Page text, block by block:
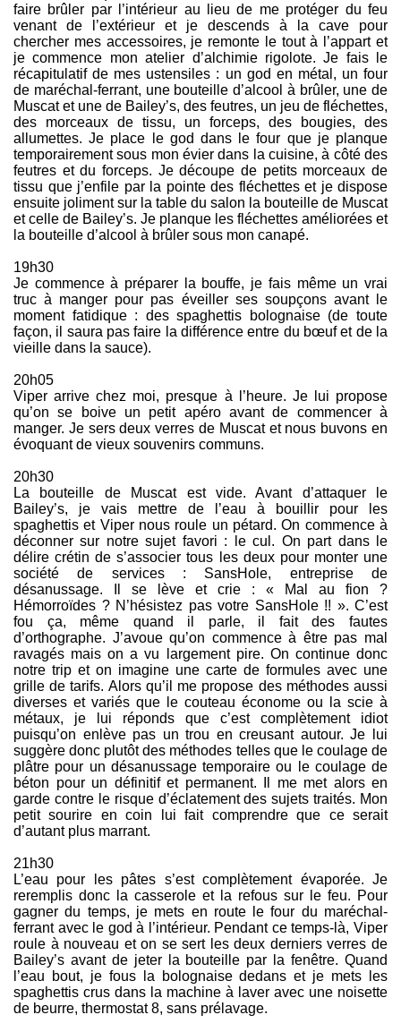
faire brûler par l’intérieur au lieu de me protéger du feu
venant de l’extérieur et je descends à la cave pour
chercher mes accessoires, je remonte le tout à l’appart et
je commence mon atelier d’alchimie rigolote. Je fais le
récapitulatif de mes ustensiles : un god en métal, un four
de maréchal-ferrant, une bouteille d’alcool à brûler, une de
Muscat et une de Bailey’s, des feutres, un jeu de fléchettes,
des morceaux de tissu, un forceps, des bougies, des
allumettes. Je place le god dans le four que je planque
temporairement sous mon évier dans la cuisine, à côté des
feutres et du forceps. Je découpe de petits morceaux de
tissu que j’enfile par la pointe des fléchettes et je dispose
ensuite joliment sur la table du salon la bouteille de Muscat
et celle de Bailey’s. Je planque les fléchettes améliorées et
la bouteille d’alcool à brûler sous mon canapé.
19h30
Je commence à préparer la bouffe, je fais même un vrai
truc à manger pour pas éveiller ses soupçons avant le
moment fatidique : des spaghettis bolognaise (de toute
façon, il saura pas faire la différence entre du bœuf et de la
vieille dans la sauce).
20h05
Viper arrive chez moi, presque à l’heure. Je lui propose
qu’on se boive un petit apéro avant de commencer à
manger. Je sers deux verres de Muscat et nous buvons en
évoquant de vieux souvenirs communs.
20h30
La bouteille de Muscat est vide. Avant d’attaquer le
Bailey’s, je vais mettre de l’eau à bouillir pour les
spaghettis et Viper nous roule un pétard. On commence à
déconner sur notre sujet favori : le cul. On part dans le
délire crétin de s’associer tous les deux pour monter une
société de services : SansHole, entreprise de
désanussage. Il se lève et crie : « Mal au fion ?
Hémorroïdes ? N’hésistez pas votre SansHole !! ». C’est
fou ça, même quand il parle, il fait des fautes
d’orthographe. J’avoue qu’on commence à être pas mal
ravagés mais on a vu largement pire. On continue donc
notre trip et on imagine une carte de formules avec une
grille de tarifs. Alors qu’il me propose des méthodes aussi
diverses et variés que le couteau économe ou la scie à
métaux, je lui réponds que c’est complètement idiot
puisqu’on enlève pas un trou en creusant autour. Je lui
suggère donc plutôt des méthodes telles que le coulage de
plâtre pour un désanussage temporaire ou le coulage de
béton pour un définitif et permanent. Il me met alors en
garde contre le risque d’éclatement des sujets traités. Mon
petit sourire en coin lui fait comprendre que ce serait
d’autant plus marrant.
21h30
L’eau pour les pâtes s’est complètement évaporée. Je
reremplis donc la casserole et la refous sur le feu. Pour
gagner du temps, je mets en route le four du maréchal-
ferrant avec le god à l’intérieur. Pendant ce temps-là, Viper
roule à nouveau et on se sert les deux derniers verres de
Bailey’s avant de jeter la bouteille par la fenêtre. Quand
l’eau bout, je fous la bolognaise dedans et je mets les
spaghettis crus dans la machine à laver avec une noisette
de beurre, thermostat 8, sans prélavage.